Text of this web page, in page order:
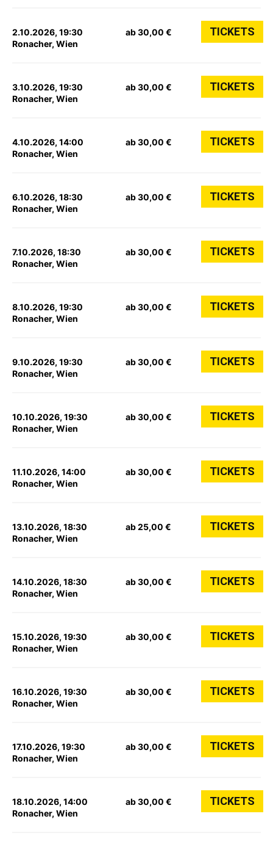
2.10.2026, 19:30
Ronacher, Wien
ab 30,00 € TICKETS
3.10.2026, 19:30
Ronacher, Wien
ab 30,00 € TICKETS
4.10.2026, 14:00
Ronacher, Wien
ab 30,00 € TICKETS
6.10.2026, 18:30
Ronacher, Wien
ab 30,00 € TICKETS
7.10.2026, 18:30
Ronacher, Wien
ab 30,00 € TICKETS
8.10.2026, 19:30
Ronacher, Wien
ab 30,00 € TICKETS
9.10.2026, 19:30
Ronacher, Wien
ab 30,00 € TICKETS
10.10.2026, 19:30
Ronacher, Wien
ab 30,00 € TICKETS
11.10.2026, 14:00
Ronacher, Wien
ab 30,00 € TICKETS
13.10.2026, 18:30
Ronacher, Wien
ab 25,00 € TICKETS
14.10.2026, 18:30
Ronacher, Wien
ab 30,00 € TICKETS
15.10.2026, 19:30
Ronacher, Wien
ab 30,00 € TICKETS
16.10.2026, 19:30
Ronacher, Wien
ab 30,00 € TICKETS
17.10.2026, 19:30
Ronacher, Wien
ab 30,00 € TICKETS
18.10.2026, 14:00
Ronacher, Wien
ab 30,00 € TICKETS